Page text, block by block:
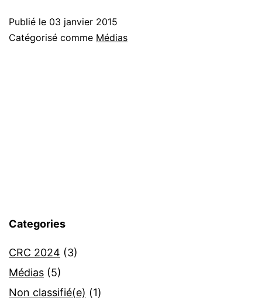
Publié le 03 janvier 2015
Catégorisé comme Médias
Categories
CRC 2024 (3)
Médias (5)
Non classifié(e) (1)